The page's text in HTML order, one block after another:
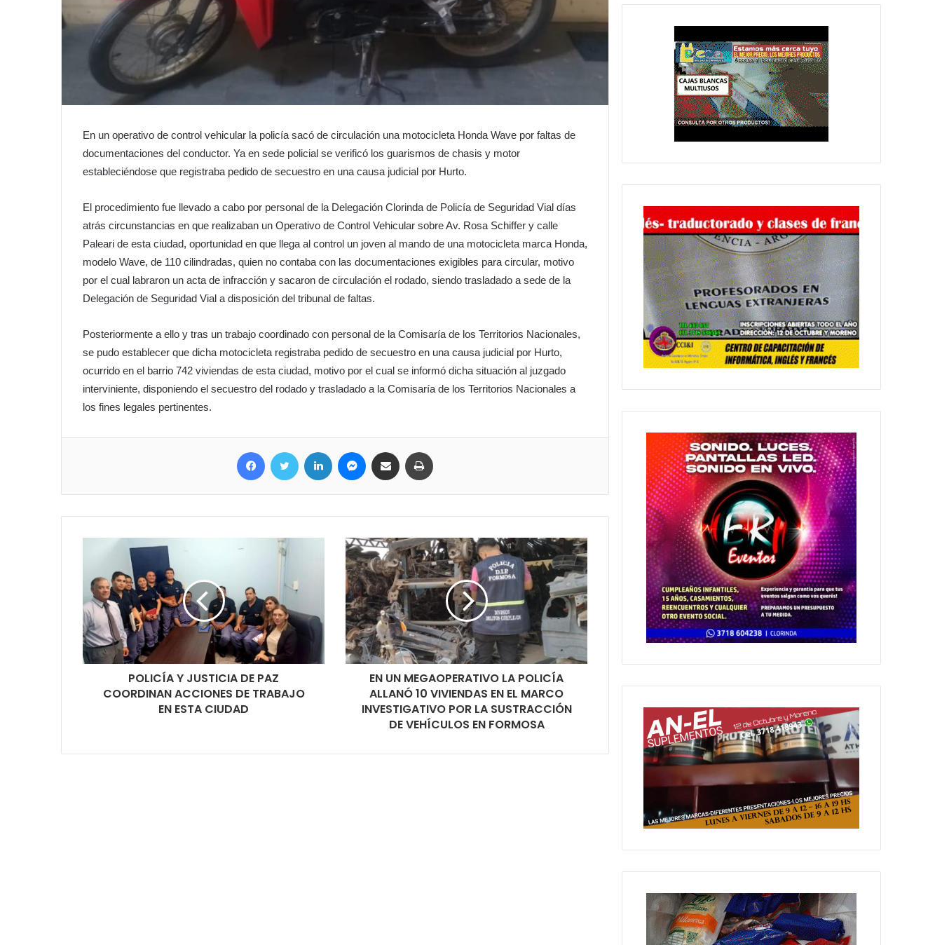
En un operativo de control vehicular la policía sacó de circulación una motocicleta Honda Wave por faltas de
documentaciones del conductor. Ya en sede policial se verificó los guarismos de chasis y motor
estableciéndose que registraba pedido de secuestro en una causa judicial por Hurto.
El procedimiento fue llevado a cabo por personal de la Delegación Clorinda de Policía de Seguridad Vial días
atrás circunstancias en que realizaban un Operativo de Control Vehicular sobre Av. Rosa Schiffer y calle
Paleari de esta ciudad, oportunidad en que llega al control un joven al mando de una motocicleta marca Honda,
modelo Wave, de 110 cilindradas, quien no contaba con las documentaciones exigibles para circular, motivo
por el cual labraron un acta de infracción y sacaron de circulación el rodado, siendo trasladado a sede de la
Delegación de Seguridad Vial a disposición del tribunal de faltas.
Posteriormente a ello y tras un trabajo coordinado con personal de la Comisaría de los Territorios Nacionales,
se pudo establecer que dicha motocicleta registraba pedido de secuestro en una causa judicial por Hurto,
ocurrido en el barrio 742 viviendas de esta ciudad, motivo por el cual se informó dicha situación al juzgado
interviniente, disponiendo el secuestro del rodado y trasladado a la Comisaría de los Territorios Nacionales a
los fines legales pertinentes.
POLICÍA Y JUSTICIA DE PAZ
COORDINAN ACCIONES DE TRABAJO
EN ESTA CIUDAD
EN UN MEGAOPERATIVO LA POLICÍA
ALLANÓ 10 VIVIENDAS EN EL MARCO
INVESTIGATIVO POR LA SUSTRACCIÓN
DE VEHÍCULOS EN FORMOSA